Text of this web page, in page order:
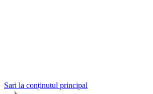
Sari la conținutul principal